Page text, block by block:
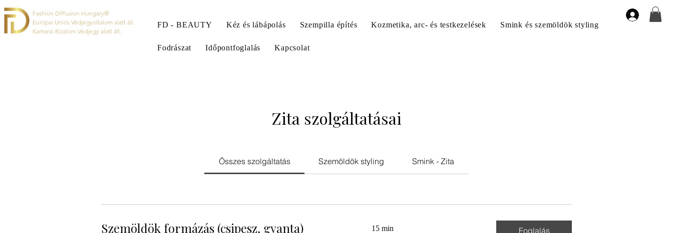
Fashion Diffusion Hungary®
Európai Uniós Védjegyoltalom alatt áll.
Kamarai Bizalom Védjegy alatt áll.
FD - BEAUTY Kéz és lábápolás Szempilla építés Kozmetika, arc- és testkezelések Smink és szemöldök styling
Fodrászat Időpontfoglalás Kapcsolat
Zita szolgáltatásai
Összes szolgáltatás Szemöldök styling Smink - Zita
Szemöldök formázás (csipesz, gyanta) 15 min Foglalás